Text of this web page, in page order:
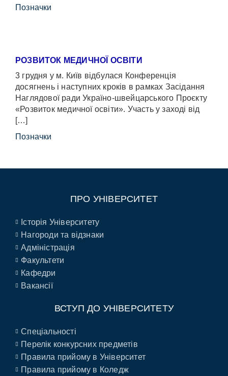
Позначки
РОЗВИТОК МЕДИЧНОЇ ОСВІТИ
3 грудня у м. Київ відбулася Конференція
досягнень і наступних кроків в рамках Засідання
Наглядової ради Україно-швейцарського Проєкту
«Розвиток медичної освіти». Участь у заході від
[…]
Позначки
ПРО УНІВЕРСИТЕТ
Історія Університету
Нагороди та відзнаки
Адміністрація
Факультети
Кафедри
Вакансії
ВСТУП ДО УНІВЕРСИТЕТУ
Спеціальності
Перелік конкурсних предметів
Правила прийому в Університет
Правила прийому в Коледж